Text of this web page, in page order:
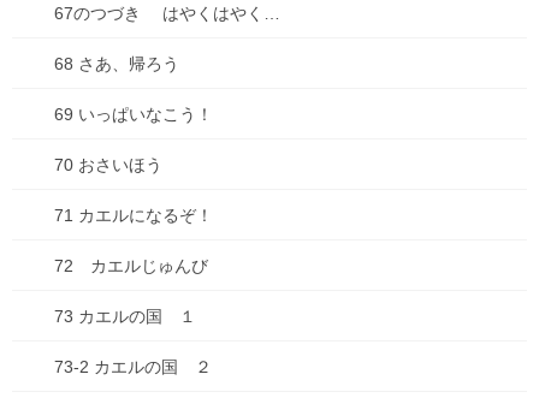
55 みんなでおやつ！
56 おいしいふくろ
57 また、会おうね
58 おいしいゆめ
67のつづき はやくはやく…
68 さあ、帰ろう
69 いっぱいなこう！
70 おさいほう
71 カエルになるぞ！
72 カエルじゅんび
73 カエルの国 １
73-2 カエルの国 ２